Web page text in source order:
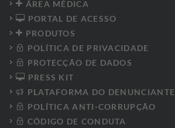
ÁREA MÉDICA
PORTAL DE ACESSO
PRODUTOS
POLÍTICA DE PRIVACIDADE
PROTECÇÃO DE DADOS
PRESS KIT
PLATAFORMA DO DENUNCIANTE
POLÍTICA ANTI-CORRUPÇÃO
CÓDIGO DE CONDUTA